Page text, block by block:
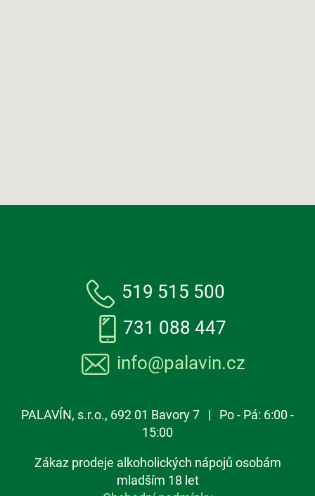
519 515 500
731 088 447
info@palavin.cz
PALAVÍN, s.r.o., 692 01 Bavory 7 | Po - Pá: 6:00 -
15:00
Zákaz prodeje alkoholických nápojů osobám
mladším 18 let